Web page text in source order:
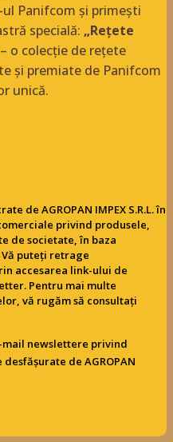
Panifcom și primești
specială: „Rețete
– o colecție de rețete
și premiate de Panifcom
unică.
de AGROPAN IMPEX S.R.L. în
privind produsele,
de societate, în baza
puteți retrage
accesarea link-ului de
Pentru mai multe
vă rugăm să consultați
mail newslettere privind
de AGROPAN